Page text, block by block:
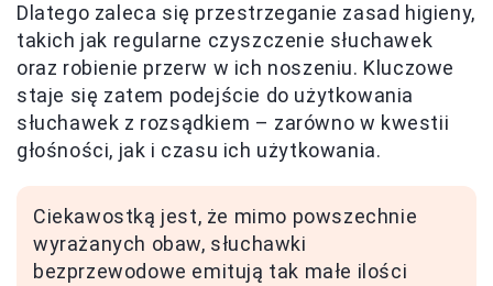
Dlatego zaleca się przestrzeganie zasad higieny,
takich jak regularne czyszczenie słuchawek
oraz robienie przerw w ich noszeniu. Kluczowe
staje się zatem podejście do użytkowania
słuchawek z rozsądkiem – zarówno w kwestii
głośności, jak i czasu ich użytkowania.
Ciekawostką jest, że mimo powszechnie
wyrażanych obaw, słuchawki
bezprzewodowe emitują tak małe ilości